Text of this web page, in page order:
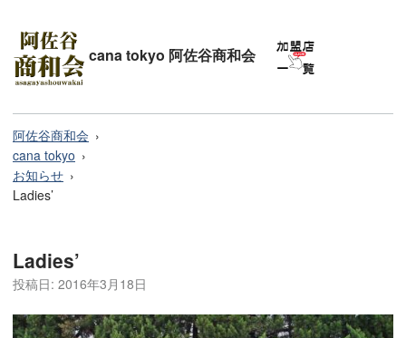
cana tokyo 阿佐谷商和会
阿佐谷商和会
cana tokyo
お知らせ
Ladies’
Ladies’
投稿日: 2016年3月18日